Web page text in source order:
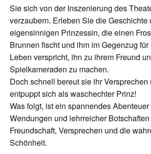
Sie sich von der Inszenierung des
verzaubern. Erleben Sie die Geschichte
eigensinnigen Prinzessin, die einen
Brunnen fischt und ihm im Gegenzug
Leben verspricht, ihn zu ihrem Freund
Spielkameraden zu machen.
Doch schnell bereut sie ihr Versprechen
entpuppt sich als waschechter Prinz!
Was folgt, ist ein spannendes
Wendungen und lehrreicher
Freundschaft, Versprechen und die
Schönheit.